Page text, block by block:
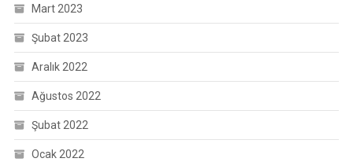
Mart 2023
Şubat 2023
Aralık 2022
Ağustos 2022
Şubat 2022
Ocak 2022